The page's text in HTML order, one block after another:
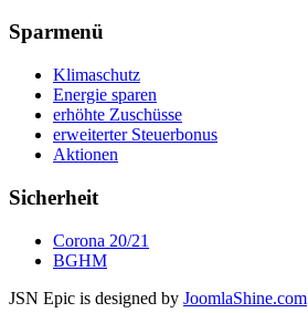
Sparmenü
Klimaschutz
Energie sparen
erhöhte Zuschüsse
erweiterter Steuerbonus
Aktionen
Sicherheit
Corona 20/21
BGHM
JSN Epic is designed by JoomlaShine.com